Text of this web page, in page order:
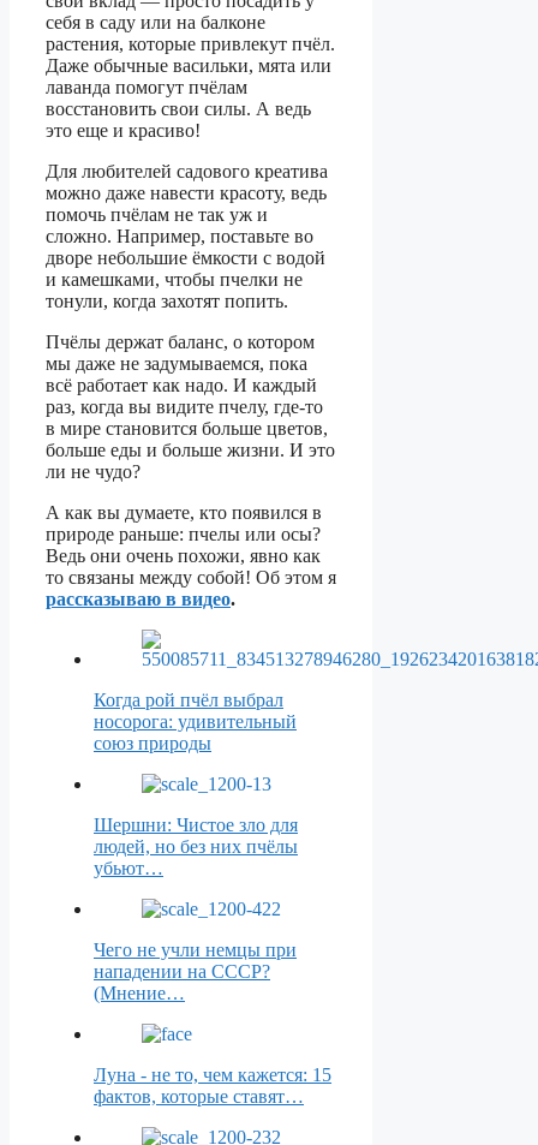
себя в саду или на балконе
растения, которые привлекут пчёл.
Даже обычные васильки, мята или
лаванда помогут пчёлам
восстановить свои силы. А ведь
это еще и красиво!
Для любителей садового креатива
можно даже навести красоту, ведь
помочь пчёлам не так уж и
сложно. Например, поставьте во
дворе небольшие ёмкости с водой
и камешками, чтобы пчелки не
тонули, когда захотят попить.
Пчёлы держат баланс, о котором
мы даже не задумываемся, пока
всё работает как надо. И каждый
раз, когда вы видите пчелу, где-то
в мире становится больше цветов,
больше еды и больше жизни. И это
ли не чудо?
А как вы думаете, кто появился в
природе раньше: пчелы или осы?
Ведь они очень похожи, явно как
то связаны между собой! Об этом я
рассказываю в видео.
Когда рой пчёл выбрал
носорога: удивительный
союз природы
Шершни: Чистое зло для
людей, но без них пчёлы
убьют…
Чего не учли немцы при
нападении на СССР?
(Мнение…
Луна - не то, чем кажется: 15
фактов, которые ставят…